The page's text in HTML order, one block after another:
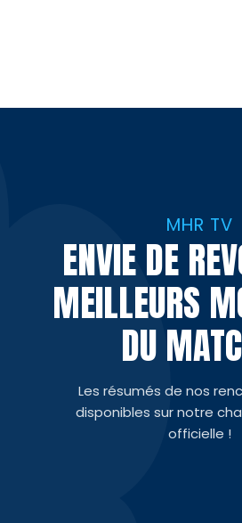
MHR TV
ENVIE DE
MEILLEURS
DU
Les résumés de nos
disponibles sur notre
officielle !